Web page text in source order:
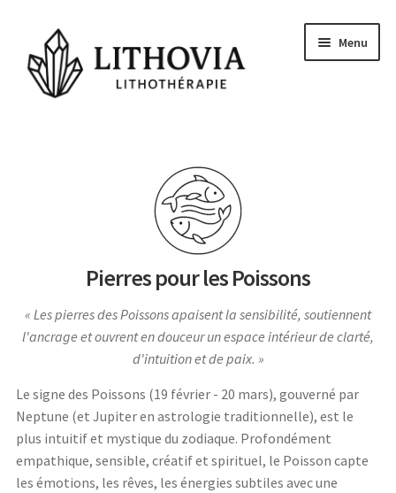
navigation
au
contenu
Menu
Signes Astrologiques
Conseils et actu
Questions
Voyance Gratuite
Pierres pour les Poissons
Les pierres des Poissons apaisent la sensibilité, soutiennent
l'ancrage et ouvrent en douceur un espace intérieur de clarté,
d'intuition et de paix.
Le signe des Poissons (19 février - 20 mars), gouverné par
Neptune (et Jupiter en astrologie traditionnelle), est le
plus intuitif et mystique du zodiaque. Profondément
empathique, sensible, créatif et spirituel, le Poisson capte
les émotions, les rêves, les énergies subtiles avec une